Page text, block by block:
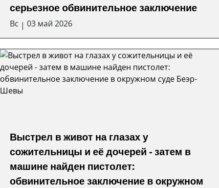
серьезное обвинительное заключение
Вс | 03 май 2026
Выстрел в живот на глазах у
сожительницы и её дочерей - затем в
машине найден пистолет:
обвинительное заключение в окружном